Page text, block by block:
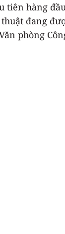
tiên hàng
đang
phòng